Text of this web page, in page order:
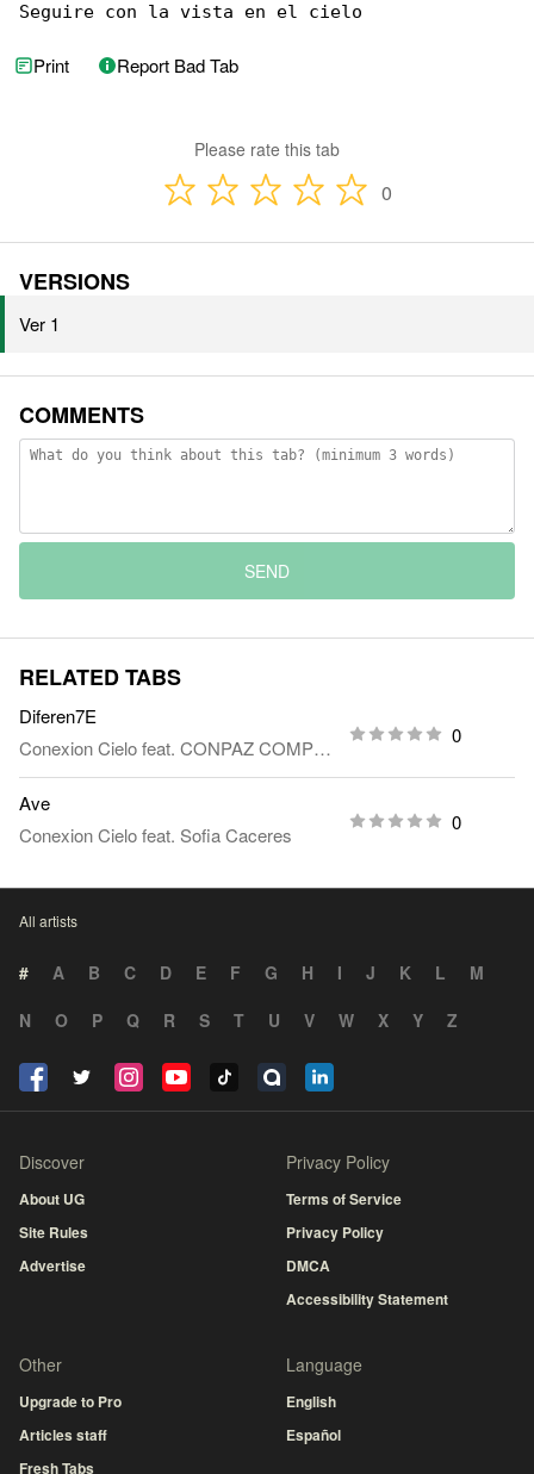
Seguire con la vista en el cielo
Print Report Bad Tab
Please rate this tab
0
VERSIONS
Ver 1
COMMENTS
SEND
RELATED TABS
Diferen7E
Conexion Cielofeat. CONPAZ COMPUESTO
0
Ave
Conexion Cielofeat. Sofia Caceres
0
All artists
# A B C D E F G H I J K L
M
N
O P Q R S T U V W X Y Z
Discover
About UG
Site Rules
Advertise
Privacy Policy
Terms of Service
Privacy Policy
DMCA
Accessibility Statement
Other
Upgrade to Pro
Articles staff
Fresh Tabs
Language
English
Español